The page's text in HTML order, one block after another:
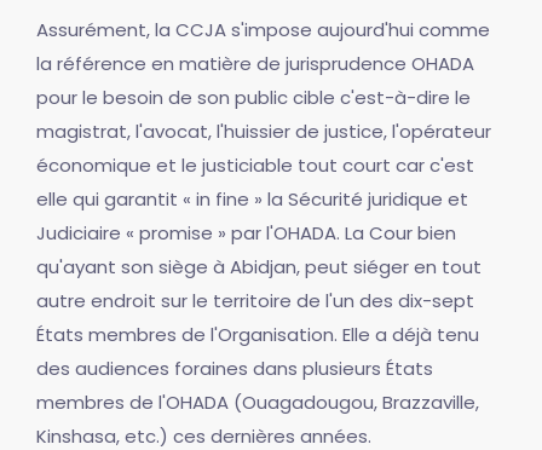
Assurément, la CCJA s'impose aujourd'hui comme
la référence en matière de jurisprudence OHADA
pour le besoin de son public cible c'est-à-dire le
magistrat, l'avocat, l'huissier de justice, l'opérateur
économique et le justiciable tout court car c'est
elle qui garantit « in fine » la Sécurité juridique et
Judiciaire « promise » par l'OHADA. La Cour bien
qu'ayant son siège à Abidjan, peut siéger en tout
autre endroit sur le territoire de l'un des dix-sept
États membres de l'Organisation. Elle a déjà tenu
des audiences foraines dans plusieurs États
membres de l'OHADA (Ouagadougou, Brazzaville,
Kinshasa, etc.) ces dernières années.